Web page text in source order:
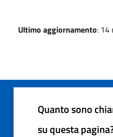
Ultimo aggiornamento: 14
Quanto sono
su questa